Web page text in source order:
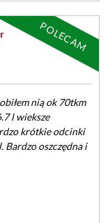
nią ok 70tkm
l wieksze
krótkie odcinki
Bardzo oszczędna i
POLECAM